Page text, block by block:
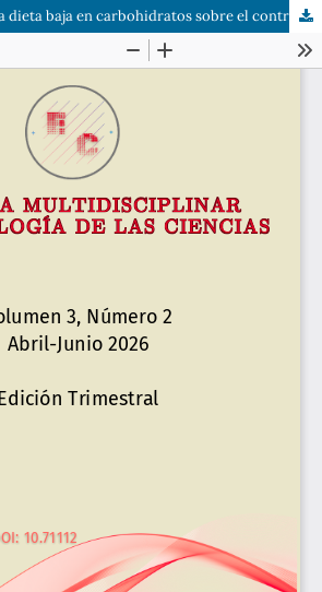
Implicaciones de la dieta baja en carbohidratos sobre el control metabólico y perfil lipídico en diabéticos tipo 2